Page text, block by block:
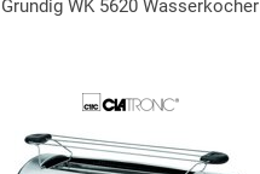
Grundig WK 5620 Wasserkocher